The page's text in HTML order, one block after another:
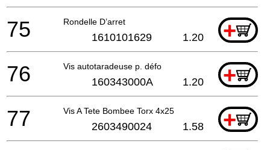
Rondelle D’arret +
75 1610101629 1.20
Vis autotaradeuse p. défo +
76 160343000A 1.20
Vis A Tete Bombee Torx 4x25 +
77 2603490024 1.58